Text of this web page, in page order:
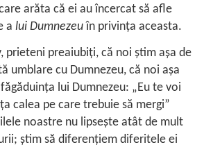
arăta că ei au încercat să afle
a lui Dumnezeuîn privinţa aceasta.
prieteni preaiubiţi, că noi ştim aşa de
umblare cu Dumnezeu, că noi aşa
lui Dumnezeu: „Eu te voi
calea pe care trebuie să mergi”
noastre nu lipseşte atât de mult
ştim să diferenţiem diferitele ei